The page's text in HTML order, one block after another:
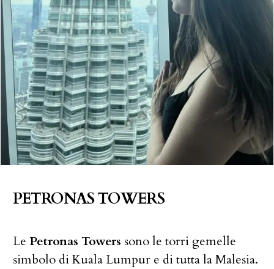
PETRONAS TOWERS
Le Petronas Towers sono le torri gemelle
simbolo di Kuala Lumpur e di tutta la Malesia.